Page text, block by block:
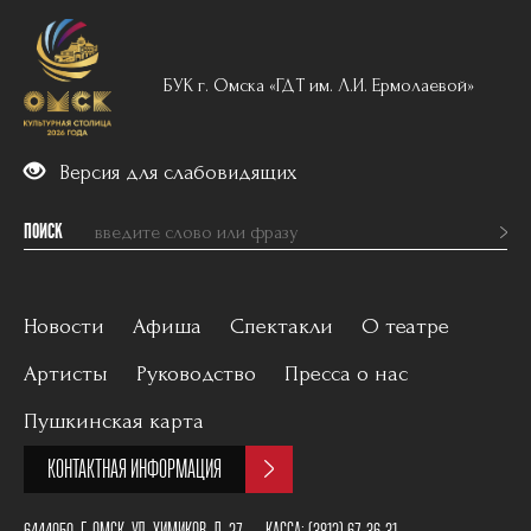
БУК г. Омска «ГДТ им. Л.И. Ермолаевой»
Версия для слабовидящих
ПОИСК
Новости Афиша Спектакли
Вечерний репертуар
О театре
История
Артисты Руководство
Пресса о нас
Пушкинская карта
КОНТАКТНАЯ ИНФОРМАЦИЯ